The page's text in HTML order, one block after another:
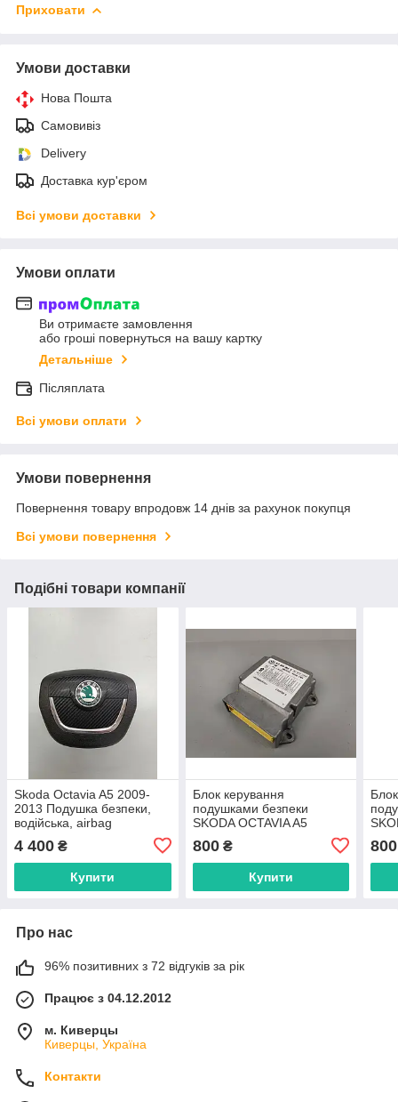
Приховати
Умови доставки
Нова Пошта
Самовивіз
Delivery
Доставка кур'єром
Всі умови доставки
Умови оплати
Ви отримаєте замовлення
або гроші повернуться на вашу картку
Детальніше
Післяплата
Всі умови оплати
Умови повернення
Повернення товару впродовж 14 днів за рахунок покупця
Всі умови повернення
Подібні товари компанії
Skoda Octavia A5 2009-
2013 Подушка безпеки,
водійська, airbag
4 400 ₴
Купити
Блок керування
подушками безпеки
SKODA OCTAVIA A5
800₴
Купити
800
Про нас
96% позитивних з 72 відгуків за рік
Працює з 04.12.2012
м. Киверцы
Киверцы, Україна
Контакти